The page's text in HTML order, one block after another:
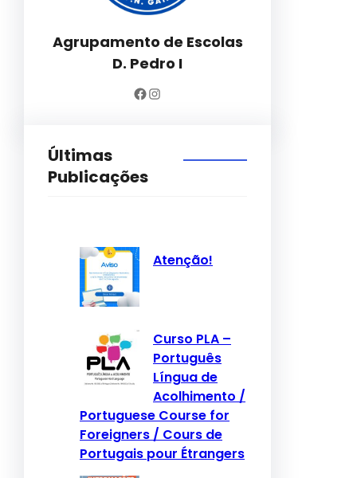
Agrupamento de Escolas
D. Pedro I
Facebook Instagram
Últimas
Publicações
Atenção!
Curso PLA –
Português
Língua de
Acolhimento /
Portuguese Course for
Foreigners / Cours de
Portugais pour Étrangers